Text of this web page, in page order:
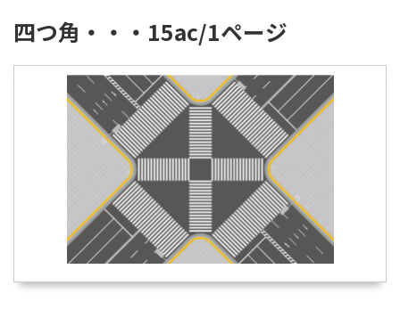
四つ角・・・15ac/1ページ